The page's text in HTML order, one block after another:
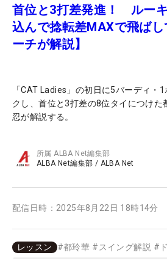
首位と3打差発進！ ルー
込んで捻転差MAXで飛ば
ーチが解説】
「CAT Ladies」の初日に5バーディ・
クし、首位と3打差の8位タイにつけた
忍が解説する。
所属ALBA Net編集部
ALBA Net編集部 / ALBA Net
配信日時： 2025年8月22日 18時14分
レッスン #都玲華 # スイング解説 #